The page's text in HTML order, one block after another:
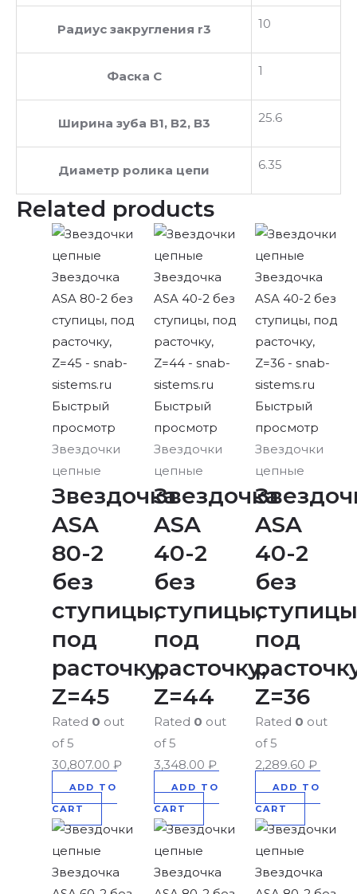
Радиус закругления r3 10
Фаска C 1
Ширина зуба В1, В2, В3 25.6
Диаметр ролика цепи 6.35
Related products
Быстрый
просмотр
Звездочки
цепные
Звездочка
ASA
80-2
без
ступицы,
под
расточку,
Z=45
Rated 0 out
of 5
30,807.00 ₽
ADD TO
CART
Быстрый
просмотр
Звездочки
цепные
Звездочка
ASA
40-2
без
ступицы,
под
расточку,
Z=44
Rated 0 out
of 5
3,348.00 ₽
ADD TO
CART
Быстрый
просмотр
Звездочки
цепные
ASA
40-2
без
под
Z=36
Rated 0 out
of 5
2,289.60₽
ADD TO
CART